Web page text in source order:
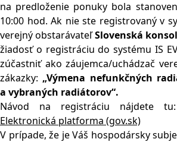
na predloženie ponuky bola
10:00 hod. Ak nie ste registrovaný v
verejný obstarávateľSlovenská
žiadosť o registráciu do systému IS
zúčastniť ako záujemca/uchádzač
zákazky: „Výmena nefunkčných
a vybraných radiátorov“.
Návod na registráciu nájdete
Elektronická platforma (gov.sk)
V prípade, že je Váš hospodársky